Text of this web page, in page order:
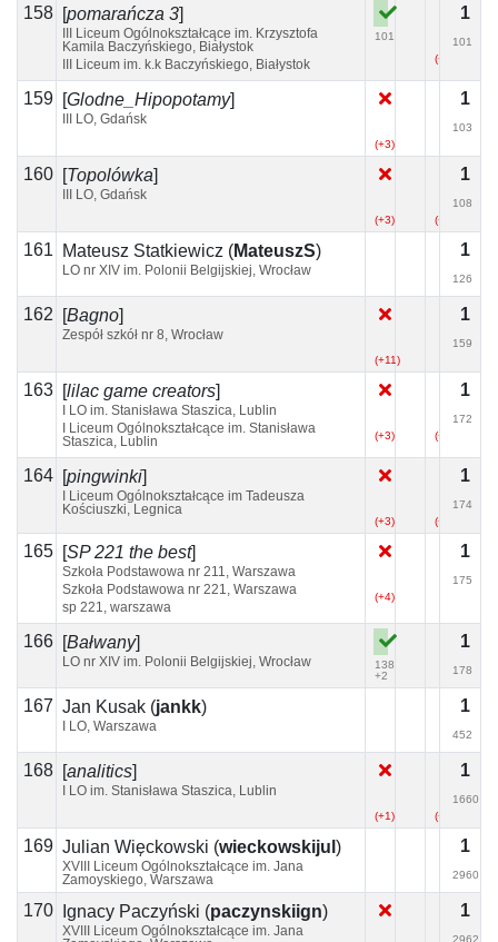
158 [pomarańcza 3]
III Liceum Ogólnokształcące im. Krzysztofa
Kamila Baczyńskiego, Białystok
III Liceum im. k.k Baczyńskiego, Białystok
101
(+5)
1
101
159 [Glodne_Hipopotamy]
III LO, Gdańsk
(+3)
1
103
160 [Topolówka]
III LO, Gdańsk
(+3) (+1)
1
108
161 Mateusz Statkiewicz (MateuszS)
LO nr XIV im. Polonii Belgijskiej, Wrocław
1
126
162 [Bagno]
Zespół szkół nr 8, Wrocław
(+11)
1
159
163 [lilac game creators]
I LO im. Stanisława Staszica, Lublin
I Liceum Ogólnokształcące im. Stanisława
Staszica, Lublin
(+3) (+3)
1
172
164 [pingwinki]
I Liceum Ogólnokształcące im Tadeusza
Kościuszki, Legnica
(+3) (+2)
1
174
165 [SP 221 the best]
Szkoła Podstawowa nr 211, Warszawa
Szkoła Podstawowa nr 221, Warszawa
sp 221, warszawa
(+4)
1
175
166 [Bałwany]
LO nr XIV im. Polonii Belgijskiej, Wrocław
138
+2
1
178
167 Jan Kusak (jankk)
I LO, Warszawa
1
452
168 [analitics]
I LO im. Stanisława Staszica, Lublin
(+1) (+4)
1
1660
169 Julian Więckowski (wieckowskijul )
XVIII Liceum Ogólnokształcące im. Jana
Zamoyskiego, Warszawa
1
2960
170 Ignacy Paczyński (paczynskiign)
XVIII Liceum Ogólnokształcące im. Jana
1